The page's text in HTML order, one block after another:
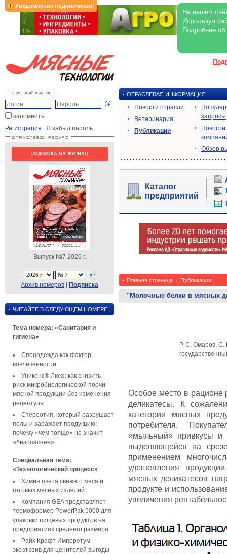
Уведомление подписчикам!
На нашем
Используя
Подробнее
запомнить
Регистрация | Я забыл пароль
ПОДПИСКА НА ЖУРНАЛ
Выпуск №7 2026 г.
Архив номеров | Подписка
ЧИТАЙТЕ В СЛЕДУЮЩЕМ НОМЕРЕ
Тема номера: «Санитария и
гигиена»
Спецодежда как фактор
вовлеченности
Униконс® Люкс: как снизить
риск микробиологической порчи
мясной продукции без изменения
рецептуры
Стереотип, который разрушает
полы и заражает продукцию:
почему «чем толще» не значит
«безопаснее»
Специальная тема:
«Технологический процесс»
Химия цвета свежего мяса и
готовых мясных изделий
Компания GEA представляет
термоформер PowerPak 5000 для
упаковки пищевых продуктов на
предприятиях среднего размера
Райх Крафт Имперетум –
эксклюзив для ценителей выгоды
ОТРАСЛЕВАЯ ИНФОРМАЦИЯ
Новости отрасли
Ветеринария
Публикации
запросы
Новости
Обзор
Каталог
предприятий
Главная страница Публикации
"Молочные белки в мясных
Р. С. Омаров, С.
Особое место в рационе
деликатесы. К
категории мясных
потребителя.
«мыльный» привкусы и
выделяющейся на
применением
удешевления
мясных деликатесов
продукте и
увеличения